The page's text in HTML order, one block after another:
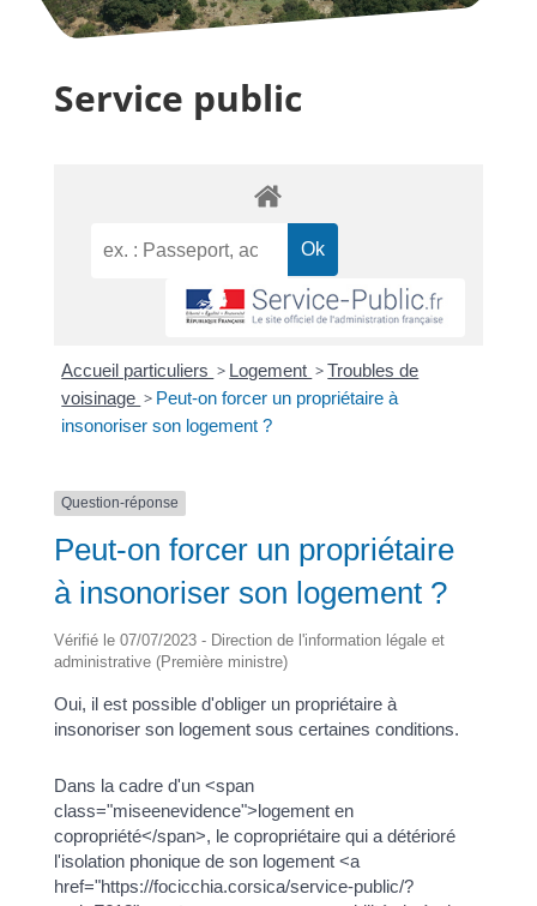
Service public
Accueil particuliers > Logement >Troubles de
voisinage > Peut-on forcer un propriétaire à
insonoriser son logement ?
Question-réponse
Peut-on forcer un propriétaire
à insonoriser son logement ?
Vérifié le 07/07/2023 - Direction de l'information légale et
administrative (Première ministre)
Oui, il est possible d'obliger un propriétaire à
insonoriser son logement sous certaines conditions.
Dans la cadre d'un <span
class="miseenevidence">logement en
copropriété</span>, le copropriétaire qui a détérioré
l'isolation phonique de son logement <a
href="https://focicchia.corsica/service-public/?